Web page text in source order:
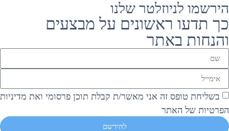
לניוזלטר שלנו
תדעו ראשונים על מבצעים
באתר
בשליחת טופס זה אני מאשר/ת קבלת תוכן פרסומי ואת מדיניות
של האתר
להירשם